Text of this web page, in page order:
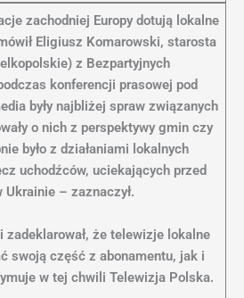
zachodniej Europy dotują lokalne
Eligiusz Komarowski, starosta
z Bezpartyjnych
konferencji prasowej pod
były najbliżej spraw związanych
o nich z perspektywy gmin czy
było z działaniami lokalnych
uchodźców, uciekających przed
Ukrainie – zaznaczył.
zadeklarował, że telewizje lokalne
swoją część z abonamentu, jak i
w tej chwili Telewizja Polska.